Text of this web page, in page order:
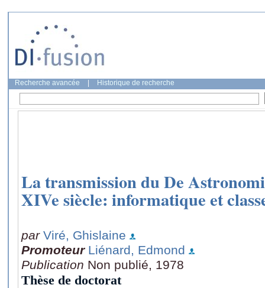
Recherche avancée Historique de recherche
La transmission du De
XIVe siècle: informatique et
par Viré, Ghislaine
Promoteur Liénard, Edmond
Publication Non publié, 1978
Thèse de doctorat